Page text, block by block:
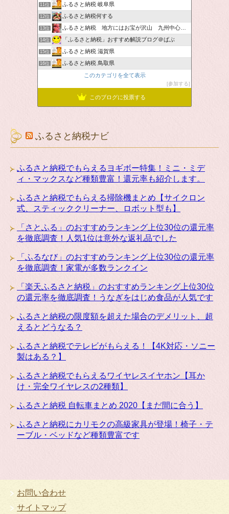
11位 ふるさと納税 岐阜県
12位 ふるさと納税何する
13位 ふるさと納税 地方にはお宝が沢山 九州中心です。
14位 「ふるさと納税」おすすめ解説ブログ＠ばぶ
15位 ふるさと納税 滋賀県
16位
ふるさと納税 鳥取県
このカテゴリを全て表示
参加する
このブログに投票する
ふるさと納税ナビ
ふるさと納税でもらえるヨギボー特集！ミニ・ミデ
ィ・マックスなど種類豊富！還元率も紹介します。
ふるさと納税でもらえる掃除機まとめ【サイクロン
式、スティッククリーナー、ロボット型も】
「さとふる」のおすすめランキング上位30位の還元率
を徹底調査！人気1位は意外な返礼品でした
「ふるなび」のおすすめランキング上位30位の還元率
を徹底調査！家電が多数ランクイン
「楽天ふるさと納税」のおすすめランキング上位30位
の還元率を徹底調査！うなぎをはじめ食品が人気です
ふるさと納税の限度額を超えた場合のデメリット、超
えるとどうなる？
ふるさと納税でテレビがもらえる！【4K対応・ソニー
製はある？】
ふるさと納税でもらえるワイヤレスイヤホン【耳か
け・完全ワイヤレスの2種類】
ふるさと納税 自転車まとめ 2020【まだ間に合う】
ふるさと納税にカリモクの高級家具が登場！椅子・テ
ーブル・ベッドなど種類豊富です
お問い合わせ
サイトマップ